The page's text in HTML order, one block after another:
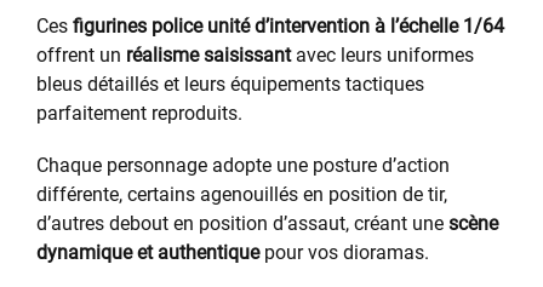
Ces figurines police unité d’intervention à l’échelle 1/64
offrent un réalisme saisissantavec leurs uniformes
bleus détaillés et leurs équipements tactiques
parfaitement reproduits.
Chaque personnage adopte une posture d’action
différente, certains agenouillés en position de tir,
d’autres debout en position d’assaut, créant une scène
dynamique et authentiquepour vos dioramas.